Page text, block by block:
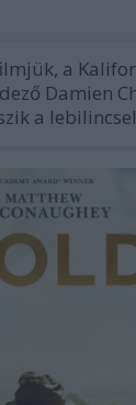
a
Damien
a